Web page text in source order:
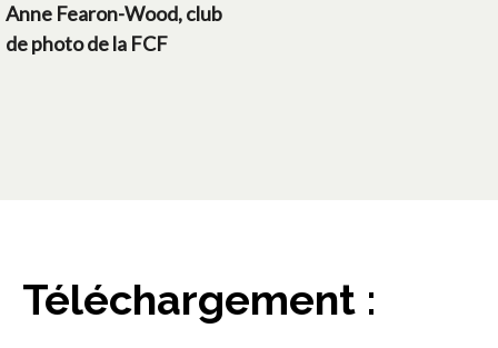
Anne Fearon-Wood, club
de photo de la FCF
Téléchargement :